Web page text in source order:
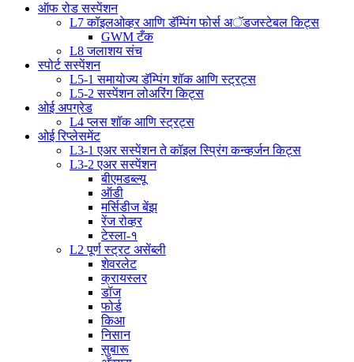
ऑफ रोड सस्पेंशन
L7 कॉइलओव्हर आणि डॅम्पिंग फोर्स अॅडजस्टेबल किट्स
GWM टँक
L8 जलाशय संच
स्पोर्ट सस्पेंशन
L5-1 समायोज्य डॅम्पिंग शॉक आणि स्ट्रट्स
L5-2 सस्पेंशन लोअरिंग किट्स
ओई अपग्रेड
L4 प्लस शॉक आणि स्ट्रट्स
ओई रिप्लेसमेंट
L3-1 एअर सस्पेंशन ते कॉइल स्प्रिंग कन्व्हर्जन किट्स
L3-2 एअर सस्पेंशन
बीएमडब्ल्यू
ऑडी
मर्सिडीज बेंझ
रेंज रोव्हर
टेस्ला-१
L2 पूर्ण स्ट्रट असेंब्ली
शेवरलेट
क्रायस्लर
डॉज
फोर्ड
किआ
निसान
सुबारू